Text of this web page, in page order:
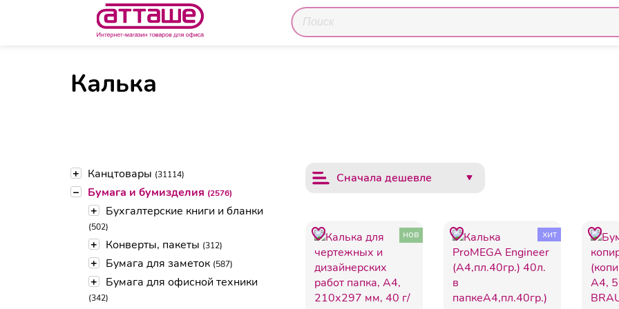
Главная Каталог товаров Бумага и бумизделия
Калька
+ Канцтовары (31114)
– Бумага и бумизделия (2576)
+ Бухгалтерские книги и бланки
(502)
+ Конверты, пакеты (312)
+ Бумага для заметок (587)
+ Бумага для офисной техники
(342)
Сначала дешевле
нов хит